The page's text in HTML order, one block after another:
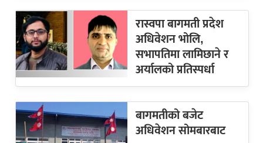
रास्वपा बागमती प्रदेश
अधिवेशन भोलि,
सभापतिमा लामिछाने र
अर्यालको प्रतिस्पर्धा
बागमतीको बजेट
अधिवेशन सोमबारबाट